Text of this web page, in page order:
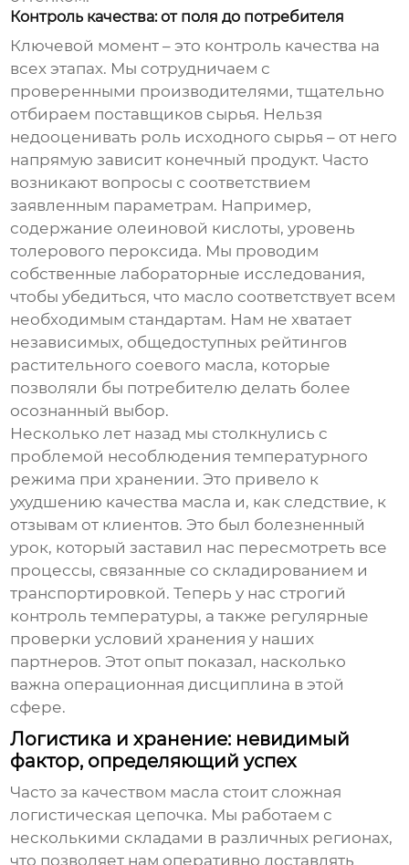
Контроль качества: от поля до потребителя
Ключевой момент – это контроль качества на
всех этапах. Мы сотрудничаем с
проверенными производителями, тщательно
отбираем поставщиков сырья. Нельзя
недооценивать роль исходного сырья – от него
напрямую зависит конечный продукт. Часто
возникают вопросы с соответствием
заявленным параметрам. Например,
содержание олеиновой кислоты, уровень
толерового пероксида. Мы проводим
собственные лабораторные исследования,
чтобы убедиться, что масло соответствует всем
необходимым стандартам. Нам не хватает
независимых, общедоступных рейтингов
растительного соевого масла, которые
позволяли бы потребителю делать более
осознанный выбор.
Несколько лет назад мы столкнулись с
проблемой несоблюдения температурного
режима при хранении. Это привело к
ухудшению качества масла и, как следствие, к
отзывам от клиентов. Это был болезненный
урок, который заставил нас пересмотреть все
процессы, связанные со складированием и
транспортировкой. Теперь у нас строгий
контроль температуры, а также регулярные
проверки условий хранения у наших
партнеров. Этот опыт показал, насколько
важна операционная дисциплина в этой
сфере.
Логистика и хранение: невидимый
фактор, определяющий успех
Часто за качеством масла стоит сложная
логистическая цепочка. Мы работаем с
несколькими складами в различных регионах,
что позволяет нам оперативно доставлять